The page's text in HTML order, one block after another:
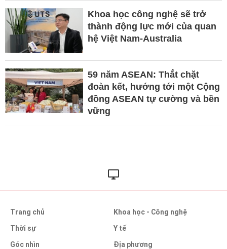
Khoa học công nghệ sẽ trở
thành động lực mới của quan
hệ Việt Nam-Australia
59 năm ASEAN: Thắt chặt
đoàn kết, hướng tới một Cộng
đồng ASEAN tự cường và bền
vững
Trang chủ
Thời sự
Góc nhìn
Khoa học - Công nghệ
Y tế
Địa phương